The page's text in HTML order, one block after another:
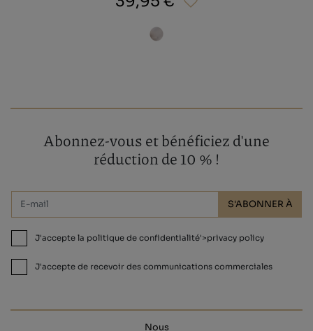
Abonnez-vous et bénéficiez d'une
réduction de 10 % !
S'ABONNER À
J'accepte la politique de confidentialité'>privacy policy
J'accepte de recevoir des communications commerciales
Nous